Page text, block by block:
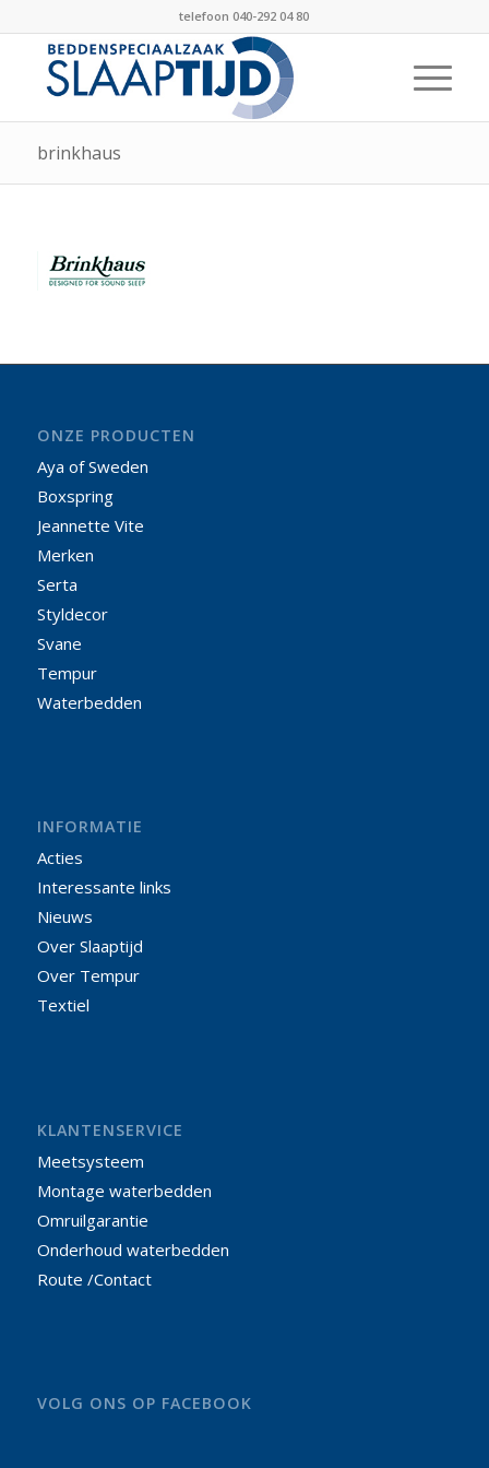
telefoon 040-292 04 80
brinkhaus
ONZE PRODUCTEN
Aya of Sweden
Boxspring
Jeannette Vite
Merken
Serta
Styldecor
Svane
Tempur
Waterbedden
INFORMATIE
Acties
Interessante links
Nieuws
Over Slaaptijd
Over Tempur
Textiel
KLANTENSERVICE
Meetsysteem
Montage waterbedden
Omruilgarantie
Onderhoud waterbedden
Route /Contact
VOLG ONS OP FACEBOOK